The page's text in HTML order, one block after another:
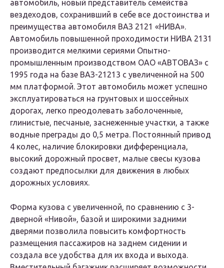
автомобиль, новый представитель семейства
вездеходов, сохранивший в себе все достоинства и
преимущества автомобиля ВАЗ 2121 «НИВА».
Автомобиль повышенной проходимости НИВА 2131
производится мелкими сериями Опытно-
промышленным производством ОАО «АВТОВАЗ» с
1995 года на базе ВАЗ-21213 с увеличенной на 500
мм платформой. Этот автомобиль может успешно
эксплуатироваться на грунтовых и шоссейных
дорогах, легко преодолевать заболоченные,
глинистые, песчаные, заснеженные участки, а также
водные преграды до 0,5 метра. Постоянный привод
4 колес, наличие блокировки дифференциала,
высокий дорожный просвет, малые свесы кузова
создают предпосылки для движения в любых
дорожных условиях.
Форма кузова с увеличенной, по сравнению с 3-
дверной «Нивой», базой и широкими задними
дверями позволила повысить комфортность
размещения пассажиров на заднем сидении и
создала все удобства для их входа и выхода.